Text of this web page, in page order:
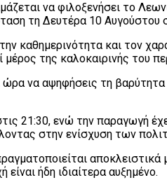
να φιλοξενήσει το
τη Δευτέρα 10 Αυγούστου
καθημερινότητα και τον
της καλοκαιρινής του
ώρα να αψηφήσεις τη
21:30, ενώ την παραγωγή
στην ενίσχυση των
ήδη ιδιαίτερα αυξημένο.